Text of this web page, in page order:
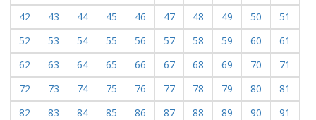
42
43 44 45 46 47 48 49 50
51
52
53 54 55 56 57 58 59 60
61
62
63 64 65 66 67 68 69 70
71
72
73 74 75 76 77 78 79 80
81
82
83 84 85 86 87 88 89 90
91